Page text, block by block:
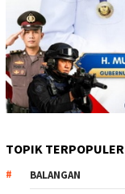
TOPIK TERPOPULER
BALANGAN